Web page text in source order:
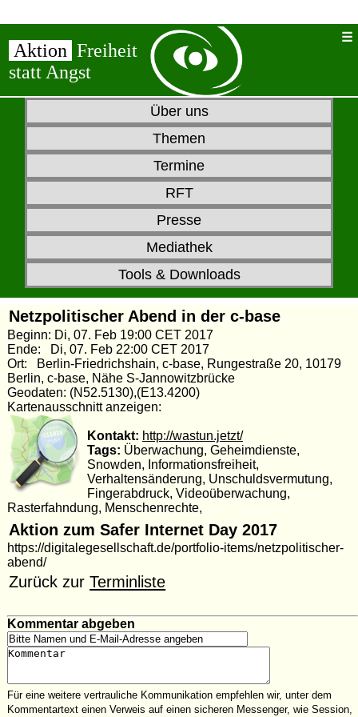
Aktion Freiheit
statt Angst
Über uns
Themen
Termine
RFT
Presse
Mediathek
Tools & Downloads
Netzpolitischer Abend in der c-base
Beginn: Di, 07. Feb 19:00 CET 2017
Ende: Di, 07. Feb 22:00 CET 2017
Ort: Berlin-Friedrichshain, c-base, Rungestraße 20, 10179
Berlin, c-base, Nähe S-Jannowitzbrücke
Geodaten: (N52.5130),(E13.4200)
Kartenausschnitt anzeigen:
Kontakt: http://wastun.jetzt/
Tags: Überwachung, Geheimdienste,
Snowden, Informationsfreiheit,
Verhaltensänderung, Unschuldsvermutung,
Fingerabdruck, Videoüberwachung,
Rasterfahndung, Menschenrechte,
Aktion zum Safer Internet Day 2017
https://digitalegesellschaft.de/portfolio-items/netzpolitischer-
abend/
Zurück zurTerminliste
Kommentar abgeben
Für eine weitere vertrauliche Kommunikation empfehlen wir, unter dem
Kommentartext einen Verweis auf einen sicheren Messenger, wie Session,